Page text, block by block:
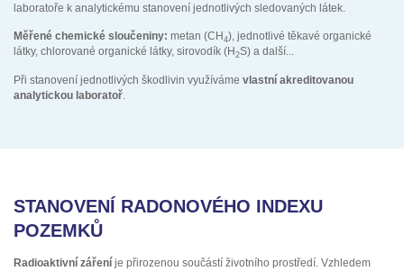
laboratoře k analytickému stanovení jednotlivých sledovaných látek.
Měřené chemické sloučeniny: metan (CH 4), jednotlivé těkavé organické
látky, chlorované organické látky, sirovodík (H 2S) a další...
Při stanovení jednotlivých škodlivin využíváme vlastní akreditovanou
analytickou laboratoř.
STANOVENÍ RADONOVÉHO INDEXU
POZEMKŮ
Radioaktivní záření je přirozenou součástí životního prostředí. Vzhledem